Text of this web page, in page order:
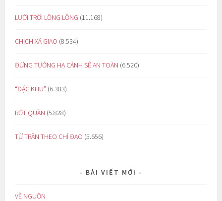
LƯỚI TRỜI LỒNG LỘNG (11.168)
CHỊCH XÃ GIAO (8.534)
ĐỪNG TƯỞNG HẠ CÁNH SẼ AN TOÀN (6.520)
“ĐẶC KHU” (6.383)
RỚT QUẦN (5.828)
TỪ TRẦN THEO CHỈ ĐẠO (5.656)
BÀI VIẾT MỚI
VỀ NGUỒN